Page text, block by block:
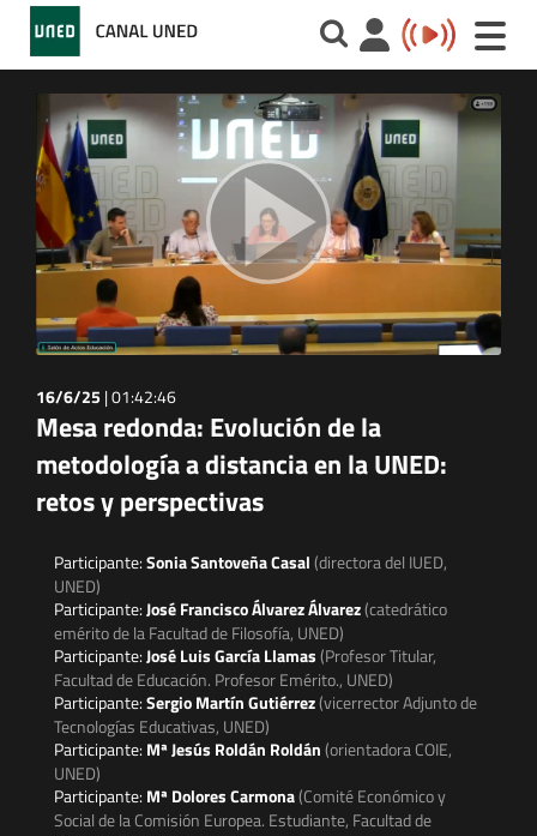
Toggle
16/6/25 |01:42:46
Mesa redonda: Evolución de la
metodología a distancia en la UNED:
retos y perspectivas
Participante:Sonia Santoveña Casal(directora del IUED,
UNED)
Participante:José Francisco Álvarez Álvarez(catedrático
emérito de la Facultad de Filosofía, UNED)
Participante:José Luis García Llamas(Profesor Titular,
Facultad de Educación. Profesor Emérito., UNED)
Participante:Sergio Martín Gutiérrez(vicerrector Adjunto de
Tecnologías Educativas, UNED)
Participante: Mª Jesús Roldán Roldán(orientadora COIE,
UNED)
Participante: Mª Dolores Carmona(Comité Económico y
Social de la Comisión Europea. Estudiante, Facultad de